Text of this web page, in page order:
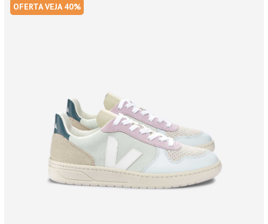
OFERTA VEJA 40%